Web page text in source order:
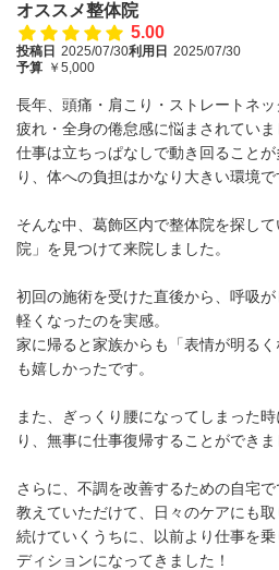
オススメ整体院
5.00
投稿日 2025/07/30利用日 2025/07/30
予算 ￥5,000
長年、頭痛・肩こり・ストレートネ
疲れ・全身の倦怠感に悩まされていま
仕事は立ちっぱなしで動き回ること
り、体への負担はかなり大きい環境で
そんな中、葛飾区内で整体院を探し
院」を見つけて来院しました。
初回の施術を受けた直後から、呼吸
軽くなったのを実感。
家に帰ると家族からも「表情が明る
も嬉しかったです。
また、ぎっくり腰になってしまった
り、無事に仕事復帰することができま
さらに、不調を改善するための自宅
教えていただけて、日々のケアにも取
続けていくうちに、以前より仕事を
ディションになってきました！